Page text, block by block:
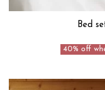
Bed
40% off